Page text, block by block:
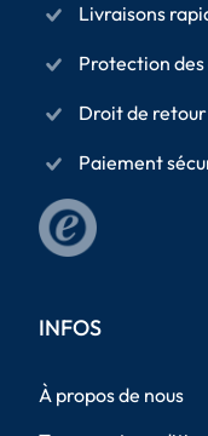
Livraisons
Protection
Droit de retour
Paiement
INFOS
À propos de nous